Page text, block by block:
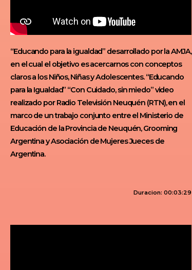
“Educando para la igualdad” desarrollado por la AMJA,
en el cual el objetivo es acercarnos con conceptos
claros a los Niños, Niñas y Adolescentes. “Educando
para la Igualdad” “Con Cuidado, sin miedo” video
realizado por Radio Televisión Neuquén (RTN), en el
marco de un trabajo conjunto entre el Ministerio de
Educación de la Provincia de Neuquén, Grooming
Argentina y Asociación de Mujeres Jueces de
Argentina.
Duracion: 00:03:29